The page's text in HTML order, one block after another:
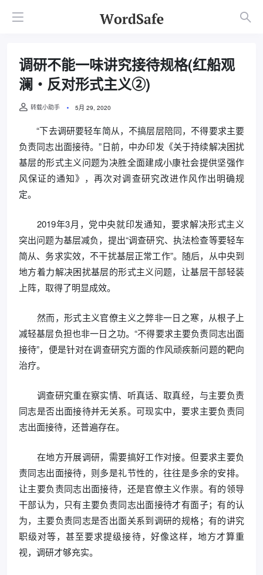
调研不能一味讲究接待规格(红船观
澜・反对形式主义②)
转载小助手 5月 29, 2020
“下去调研要轻车简从，不搞层层陪同，不得要求主要
负责同志出面接待。”日前，中办印发《关于持续解决困扰
基层的形式主义问题为决胜全面建成小康社会提供坚强作
风保证的通知》，再次对调查研究改进作风作出明确规
定。
2019年3月，党中央就印发通知，要求解决形式主义
突出问题为基层减负，提出“调查研究、执法检查等要轻车
简从、务求实效，不干扰基层正常工作”。随后，从中央到
地方着力解决困扰基层的形式主义问题，让基层干部轻装
上阵，取得了明显成效。
然而，形式主义官僚主义之弊非一日之寒，从根子上
减轻基层负担也非一日之功。“不得要求主要负责同志出面
接待”，便是针对在调查研究方面的作风顽疾新问题的靶向
治疗。
调查研究重在察实情、听真话、取真经，与主要负责
同志是否出面接待并无关系。可现实中，要求主要负责同
志出面接待，还普遍存在。
在地方开展调研，需要搞好工作对接。但要求主要负
责同志出面接待，则多是礼节性的，往往是多余的安排。
让主要负责同志出面接待，还是官僚主义作祟。有的领导
干部认为，只有主要负责同志出面接待才有面子；有的认
为，主要负责同志是否出面关系到调研的规格；有的讲究
职级对等，甚至要求提级接待，好像这样，地方才算重
视，调研才够充实。